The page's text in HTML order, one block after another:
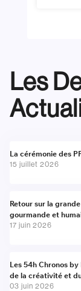
Les
Actualité
La cérémonie des
15 juillet 2026
Actualité
Retour sur la
gourmande et
17 juin 2026
Actualité
Les 54h Chronos
de la créativité et
03 juin 2026